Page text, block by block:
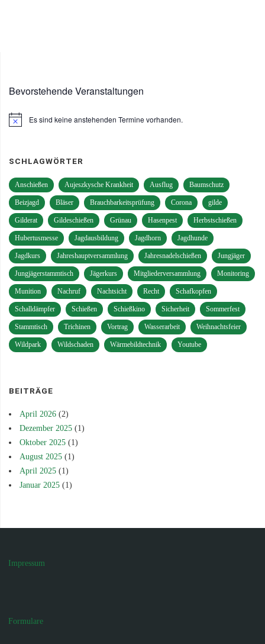
Bevorstehende Veranstaltungen
HinweisEs sind keine anstehenden Termine vorhanden.
SCHLAGWÖRTER
Anschießen Aujeszkysche Krankheit Ausflug Baumschutz
Beizjagd Bläser Brauchbarkeitsprüfung Corona gilde
Gilderat Gildeschießen Grünau Hasenpest Herbstschießen
Hubertusmesse Jagdausbildung Jagdhorn Jagdhunde
Jagdkurs Jahreshauptversammlung Jahresnadelschießen Jungjäger
Jungjägerstammtisch Jägerkurs Mitgliederversammlung Monitoring
Munition Nachruf Nachtsicht Recht Schafkopfen
Schalldämpfer Schießen Schießkino Sicherheit Sommerfest
Stammtisch Trichinen Vortrag Wasserarbeit Weihnachtsfeier
Wildpark Wildschaden Wärmebildtechnik Youtube
BEITRÄGE
April 2026 (2)
Dezember 2025 (1)
Oktober 2025 (1)
August 2025 (1)
April 2025 (1)
Januar 2025 (1)
Impressum
Formulare